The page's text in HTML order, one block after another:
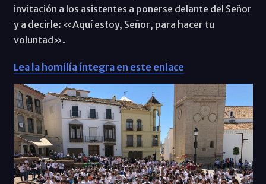
invitación a los asistentes a ponerse delante del Señor
y a decirle: «Aquí estoy, Señor, para hacer tu
voluntad».
Lea la homilía íntegra en este enlace